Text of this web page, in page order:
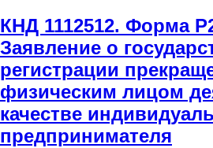
КНД 1112512. Форма
Заявление о
регистрации
физическим лицом
качестве
предпринимателя